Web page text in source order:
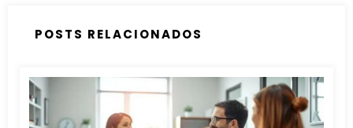
POSTS RELACIONADOS